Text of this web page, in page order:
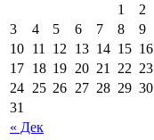
« Дек
1
2
3
4 5 6 7 8
9
10 11 12 13 14 15 16
17 18 19 20 21 22 23
24 25 26 27 28 29 30
31